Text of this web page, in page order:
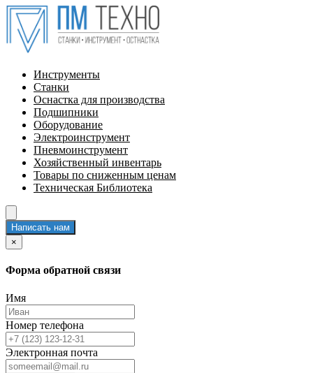
Инструменты
Станки
Оснастка для производства
Подшипники
Оборудование
Электроинструмент
Пневмоинструмент
Хозяйственный инвентарь
Товары по сниженным ценам
Техническая Библиотека
Написать нам
×
Форма обратной связи
Имя
Номер телефона
Электронная почта